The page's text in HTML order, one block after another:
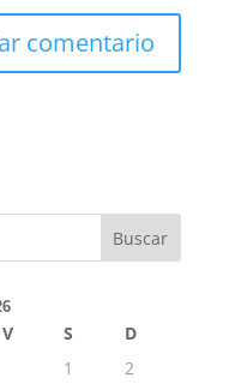
V S
D
1
2